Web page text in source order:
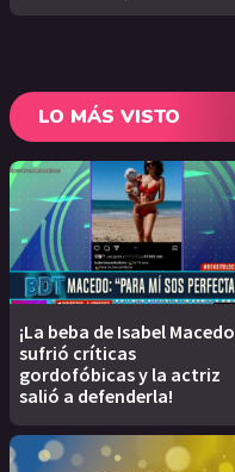
LO MÁS VISTO
¡La beba de Isabel Macedo
sufrió críticas
gordofóbicas y la actriz
salió a defenderla!